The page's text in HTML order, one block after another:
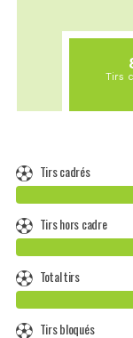
Tirs
Tirs cadrés
Tirs hors cadre
Total tirs
Tirs bloqués